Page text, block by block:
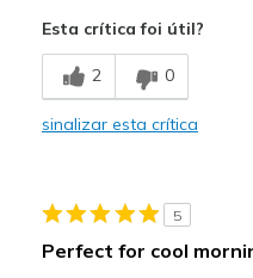
Esta crítica foi útil?
2 0
sinalizar esta crítica
5
Perfect for cool